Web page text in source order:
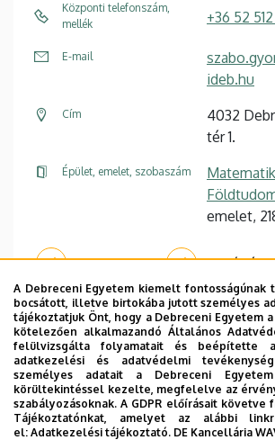
Központi telefonszám,
mellék
+36 52
E-mail
ideb.hu
Cím
4032
tér 1.
Épület, emelet, szobaszám
emelet,
Weboldal Tudóstér
Dolgozói adatmódosítás igénylése
telefonkönyvében|Külső
DE telefonkönyvében| Súgó|
A Debreceni Egyetem kiemelt fontosságúnak
bocsátott, illetve birtokába jutott személyes
tájékoztatjuk Önt, hogy a Debreceni Egyetem a
kötelezően alkalmazandó Általános
felülvizsgálta folyamatait és beépítette
adatkezelési és adatvédelmi
személyes adatait a Debreceni
körültekintéssel kezelte, megfelelve az
szabályozásoknak. A GDPR előírásait
Tájékoztatónkat, amelyet az alábbi
el: Adatkezelési tájékoztató. DE Kancellária